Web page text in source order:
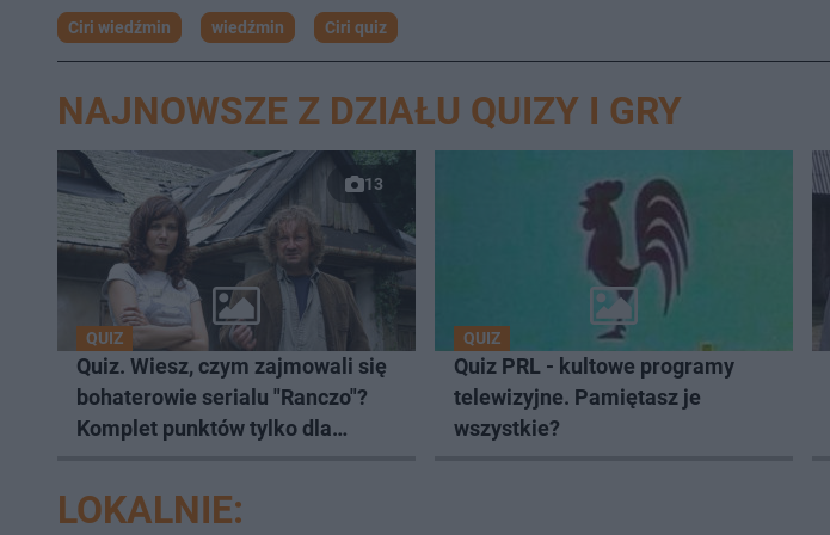
Ciri wiedźmin wiedźmin Ciri quiz
NAJNOWSZE Z DZIAŁU QUIZY I GRY
13
QUIZ
Quiz. Wiesz, czym zajmowali się
bohaterowie serialu "Ranczo"?
Komplet punktów tylko dla
QUIZ
Quiz PRL - kultowe programy
telewizyjne. Pamiętasz je
wszystkie?
LOKALNIE: